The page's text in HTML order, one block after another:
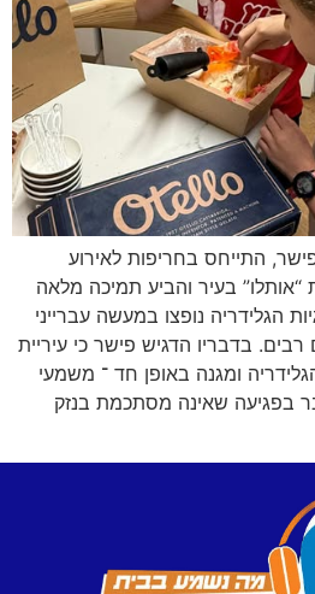
התייחס בחריפות לאירוע
“אותלו” בעיר והביע תמיכה מלאה
הגלידריה נופצו במעשה עברייני
בדבריו הדגיש פישר כי עיריית
ומגנה באופן חד ־ משמעי
בפגיעה שאינה מסתכמת בנזק